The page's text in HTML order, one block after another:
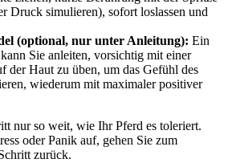
Druck simulieren), sofort loslassen und
(optional, nur unter Anleitung): Ein
Sie anleiten, vorsichtig mit einer
der Haut zu üben, um das Gefühl des
wiederum mit maximaler positiver
nur so weit, wie Ihr Pferd es toleriert.
oder Panik auf, gehen Sie zum
zurück.